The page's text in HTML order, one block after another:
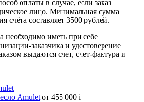
оплаты в случае, если заказ
лицо. Минимальная сумма
счёта составляет 3500 рублей.
необходимо иметь при себе
заказчика и удостоверение
выдаются счет, счет-фактура и
Amulet от 455 000 i